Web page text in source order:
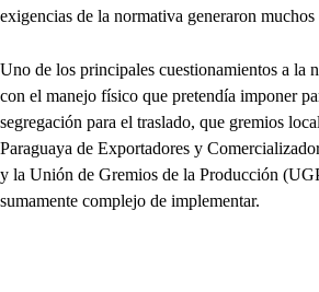
exigencias de la normativa generaron muchos
Uno de los principales cuestionamientos a la
con el manejo físico que pretendía imponer
segregación para el traslado, que gremios
Paraguaya de Exportadores y
y la Unión de Gremios de la Producción
sumamente complejo de implementar.